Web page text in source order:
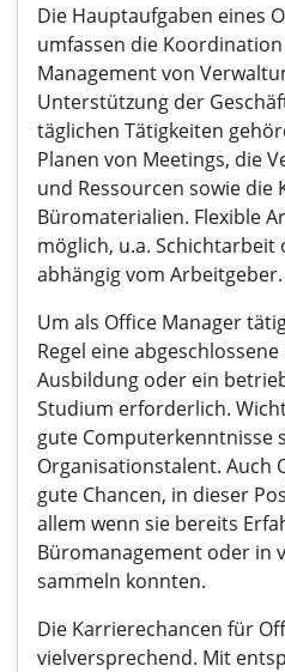
Die Hauptaufgaben eines
umfassen die
Management von
Unterstützung der
täglichen Tätigkeiten
Planen von Meetings, die
und Ressourcen sowie die
Büromaterialien. Flexible
möglich, u.a. Schichtarbeit
abhängig vom Arbeitgeber.
Um als Office Manager
Regel eine
Ausbildung oder ein
Studium erforderlich.
gute Computerkenntnisse
Organisationstalent. Auch
gute Chancen, in dieser
allem wenn sie bereits
Büromanagement oder in
sammeln konnten.
Die Karrierechancen für
vielversprechend. Mit